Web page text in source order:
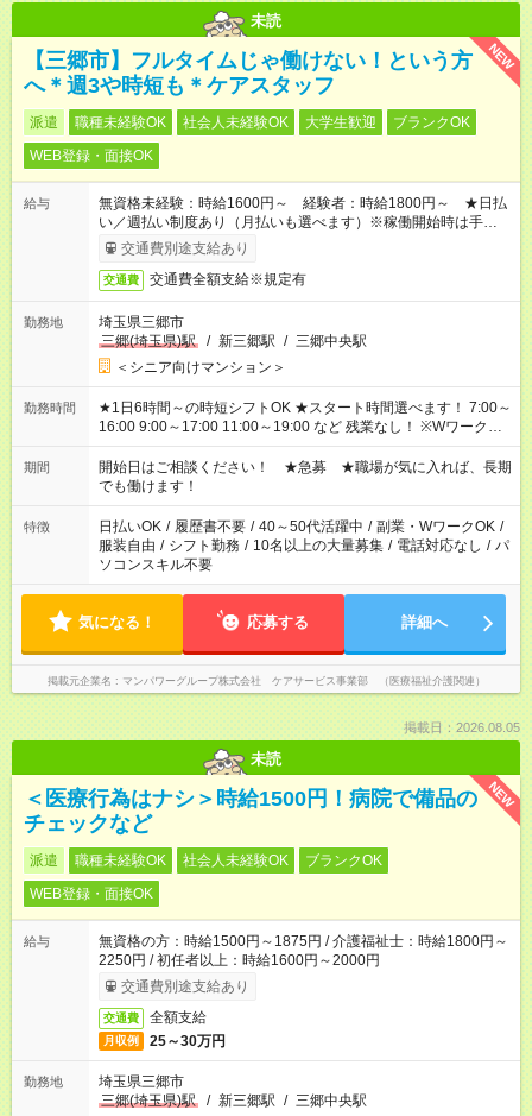
未読
NEW
【三郷市】フルタイムじゃ働けない！という方
へ＊週3や時短も＊ケアスタッフ
派遣 職種未経験OK 社会人未経験OK 大学生歓迎
ブランクOK
WEB登録・面接OK
給与
無資格未経験：時給1600円～ 経験者：時給1800円～ ★日払
い／週払い制度あり（月払いも選べます）※稼働開始時は手続き
完了次第のお支払いとなります。
交通費別途支給あり
交通費 交通費全額支給※規定有
勤務地
埼玉県三郷市
三郷(埼玉県)駅
/ 新三郷駅 / 三郷中央駅
＜シニア向けマンション＞
勤務時間
★1日6時間～の時短シフトOK ★スタート時間選べます！ 7:00～
16:00 9:00～17:00 11:00～19:00 など 残業なし！ ※Wワークの
場合、他のお仕事と合わせ週40時間超の就業はご案内できませ
ん ※法令に基づき、週20時間以上勤務は社会保険への加入対象
となります ※労働者派遣法（日雇い派遣の原則禁止）により、
短時間・短期間の就業はご案内が難しい場合があります
期間
開始日はご相談ください！ ★急募 ★職場が気に入れば、長期
でも働けます！
特徴 日払いOK / 履歴書不要 / 40～50代活躍中 / 副業・WワークOK /
服装自由 / シフト勤務 / 10名以上の大量募集 / 電話対応なし / パ
ソコンスキル不要
気になる！ 応募する 詳細へ
掲載元企業名 マンパワーグループ株式会社 ケアサービス事業部 （医療福祉介護関連）
掲載日：2026.08.05
未読
NEW
＜医療行為はナシ＞時給1500円！病院で備品の
チェックなど
派遣 職種未経験OK 社会人未経験OK
ブランクOK
WEB登録・面接OK
給与
無資格の方：時給1500円～1875円 / 介護福祉士：時給1800円～
2250円 / 初任者以上：時給1600円～2000円
交通費別途支給あり
交通費 全額支給
月収例 25～30万円
勤務地
埼玉県三郷市
三郷(埼玉県)駅
/ 新三郷駅 / 三郷中央駅